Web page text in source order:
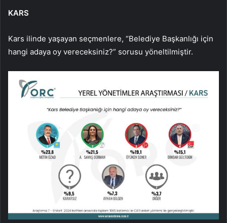
KARS
Kars ilinde yaşayan seçmenlere, “Belediye Başkanlığı için
hangi adaya oy vereceksiniz?” sorusu yöneltilmiştir.